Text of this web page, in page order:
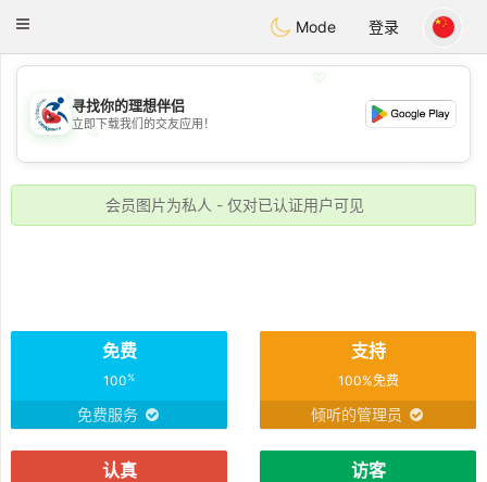
Handi Space
Toggle
Mode 登录
💖
💕
💕
寻找你的理想伴侣
立即下载我们的交友应用！
会员图片为私人 - 仅对已认证用户可见
免费
100%
免费服务
支持
100%免费
倾听的管理员
认真 访客